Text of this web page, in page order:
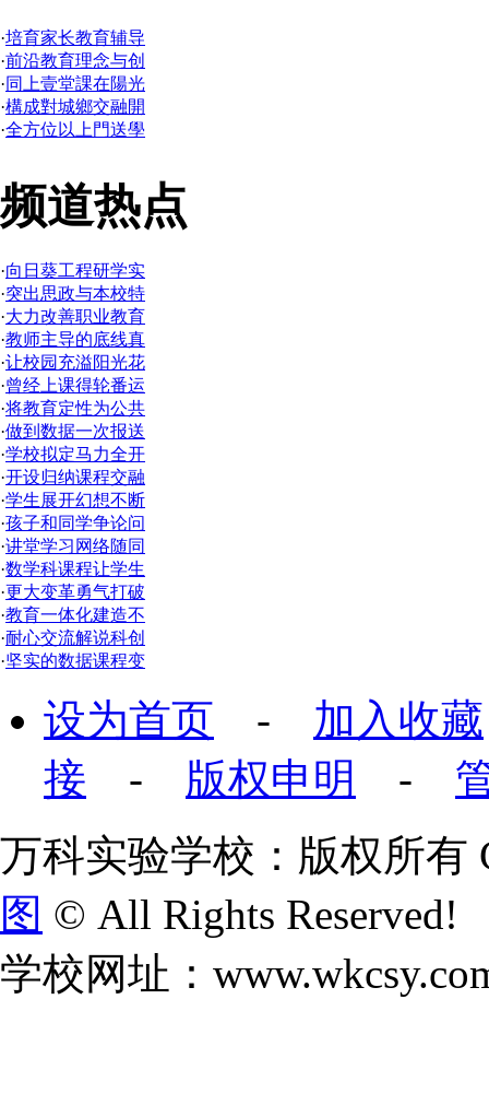
·培育家长教育辅导
·前沿教育理念与创
·同上壹堂課在陽光
·構成對城鄉交融開
·全方位以上門送學
频道热点
·向日葵工程研学实
·突出思政与本校特
·大力改善职业教育
·教师主导的底线真
·让校园充溢阳光花
·曾经上课得轮番运
·将教育定性为公共
·做到数据一次报送
·学校拟定马力全开
·开设归纳课程交融
·学生展开幻想不断
·孩子和同学争论问
·讲堂学习网络随同
·数学科课程让学生
·更大变革勇气打破
·教育一体化建造不
·耐心交流解说科创
·坚实的数据课程变
设为首页 - 加入收藏
接 - 版权申明 -
万科实验学校：版权所有
图 © All Rights Reserved!
学校网址：